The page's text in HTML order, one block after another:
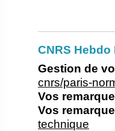
CNRS
Gestion de
cnrs/paris-
Vos
Vos
technique